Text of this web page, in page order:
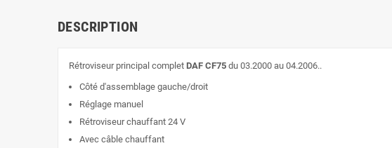
DESCRIPTION
Rétroviseur principal complet DAF CF75 du 03.2000 au 04.2006..
Côté d'assemblage gauche/droit
Réglage manuel
Rétroviseur chauffant 24 V
Avec câble chauffant